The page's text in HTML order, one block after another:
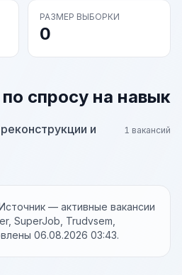
РАЗМЕР ВЫБОРКИ
0
спросу на навык
и
1 вакансий
— активные вакансии
SuperJob, Trudvsem,
06.08.2026 03:43.